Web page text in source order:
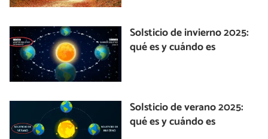
Solsticio de invierno 2025:
qué es y cuándo es
Solsticio de verano 2025:
qué es y cuándo es